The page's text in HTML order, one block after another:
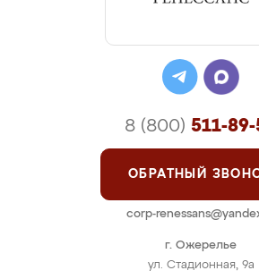
г. Ожерелье
ул. Стадионная, 9а
8 (800) 511-
ОБРАТНЫЙ
corp-